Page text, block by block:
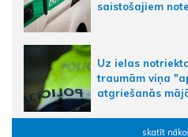
saistošajiem
Uz ielas
traumām viņa
atgriešanās
skatīt